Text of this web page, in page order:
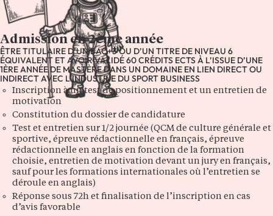
Admission en 2ème année
ÊTRE TITULAIRE D’UN BAC+3 OU D’UN TITRE DE NIVEAU 6
ÉQUIVALENT ET AVOIR VALIDÉ 60 CRÉDITS ECTS À L’ISSUE D’UNE
1ÈRE ANNÉE DE MASTÈRE DANS UN DOMAINE EN LIEN DIRECT OU
INDIRECT AVEC L’INDUSTRIE DU SPORT BUSINESS
Inscription à un test de positionnement et un entretien de
motivation
Constitution du dossier de candidature
Test et entretien sur 1/2 journée (QCM de culture générale et
sportive, épreuve rédactionnelle en français, épreuve
rédactionnelle en anglais en fonction de la formation
choisie, entretien de motivation devant un jury en français,
sauf pour les formations internationales où l’entretien se
déroule en anglais)
Réponse sous 72h et finalisation de l’inscription en cas
d’avis favorable